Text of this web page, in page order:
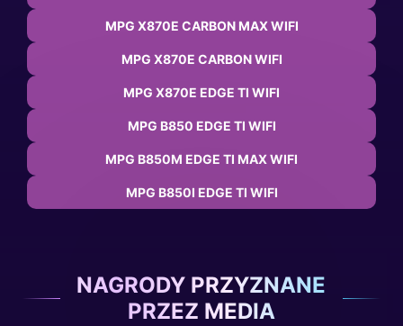
MPG X870E CARBON MAX WIFI
MPG X870E CARBON WIFI
MPG X870E EDGE TI WIFI
MPG B850 EDGE TI WIFI
MPG B850M EDGE TI MAX WIFI
MPG B850I EDGE TI WIFI
NAGRODY PRZYZNANE
PRZEZ MEDIA